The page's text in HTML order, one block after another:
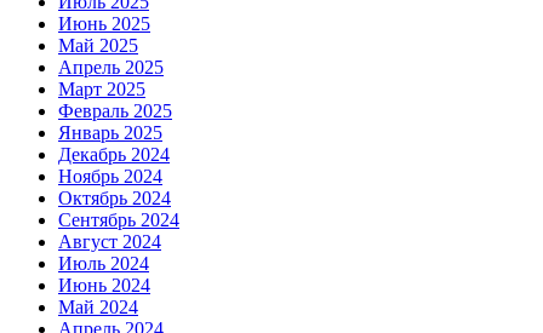
Июнь 2025
Май 2025
Апрель 2025
Март 2025
Февраль 2025
Январь 2025
Декабрь 2024
Ноябрь 2024
Октябрь 2024
Сентябрь 2024
Август 2024
Июль 2024
Июнь 2024
Май 2024
Апрель 2024